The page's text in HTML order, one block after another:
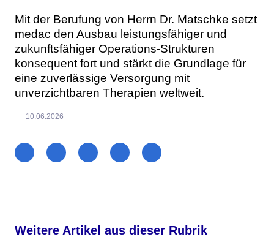
Mit der Berufung von Herrn Dr. Matschke setzt
medac den Ausbau leistungsfähiger und
zukunftsfähiger Operations-Strukturen
konsequent fort und stärkt die Grundlage für
eine zuverlässige Versorgung mit
unverzichtbaren Therapien weltweit.
10.06.2026
Weitere Artikel aus dieser Rubrik